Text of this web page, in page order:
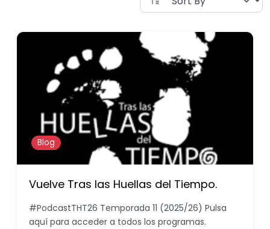
Blog
Vuelve Tras las Huellas del Tiempo.
#PodcastTHT26 Temporada 11 (2025/26) Pulsa
aquí para acceder a todos los programas.